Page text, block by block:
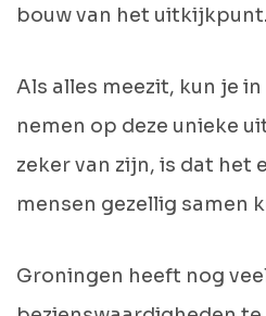
bouw van het uitkijkpunt.
Als alles meezit, kun je
nemen op deze unieke
zeker van zijn, is dat het
mensen gezellig samen
Groningen heeft nog